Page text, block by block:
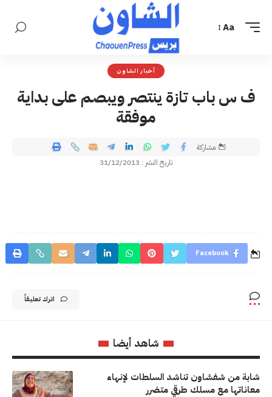
Aa
أخبار الشاون
ف س باب تازة ينتصر ويبصم على بداية
موفقة
تاريخ النشر : 31/12/2013
مشاركة
Facebook
اترك تعليقاً
شاهد أيضا
شابة من شفشاون تناشد السلطات لإنهاء
معاناتها مع مسلك طرقي متضرر